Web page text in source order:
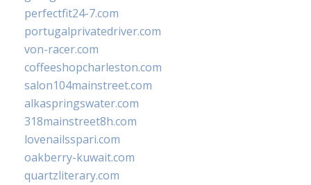
perfectfit24-7.com
portugalprivatedriver.com
von-racer.com
coffeeshopcharleston.com
salon104mainstreet.com
alkaspringswater.com
318mainstreet8h.com
lovenailsspari.com
oakberry-kuwait.com
quartzliterary.com